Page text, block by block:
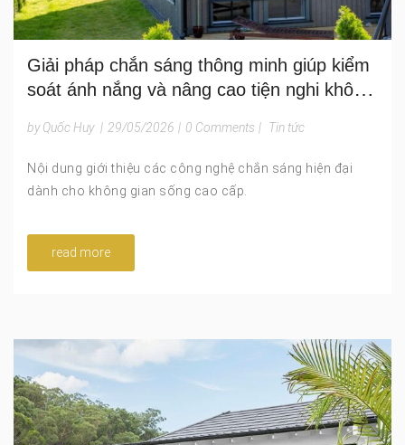
Giải pháp chắn sáng thông minh giúp kiểm
soát ánh nắng và nâng cao tiện nghi không
by Quốc Huy | 29/05/2026 | 0 Comments | Tin tức
Nội dung giới thiệu các công nghệ chắn sáng hiện đại
dành cho không gian sống cao cấp.
read more